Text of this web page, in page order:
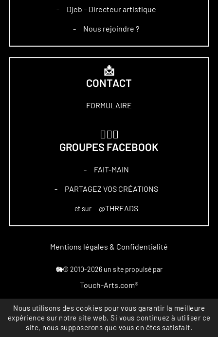
– Djeb – Directeur artistique
– Nous rejoindre ?
📩
CONTACT
FORMULAIRE
GROUPES FACEBOOK
– FAIT-MAIN
– PARTAGEZ VOS CRÉATIONS
et sur @THREADS
Mentions légales & Confidentialité
🐘© 2010-2026 un site propulsé par
Touch-Arts.com®
Marque déposée
All rights reserved
Nous utilisons des cookies pour vous garantir la meilleure
expérience sur notre site web. Si vous continuez à utiliser ce
site, nous supposerons que vous en êtes satisfait.